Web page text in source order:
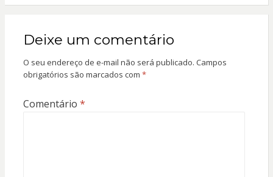
Deixe um comentário
O seu endereço de e-mail não será publicado. Campos
obrigatórios são marcados com *
Comentário *